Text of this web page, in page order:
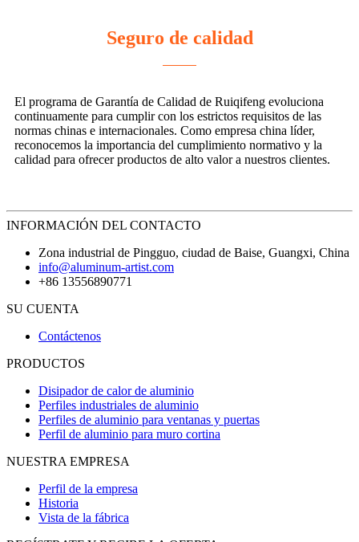
Seguro de calidad
El programa de Garantía de Calidad de Ruiqifeng evoluciona
continuamente para cumplir con los estrictos requisitos de las
normas chinas e internacionales. Como empresa china líder,
reconocemos la importancia del cumplimiento normativo y la
calidad para ofrecer productos de alto valor a nuestros clientes.
INFORMACIÓN DEL CONTACTO
Zona industrial de Pingguo, ciudad de Baise, Guangxi, China
info@aluminum-artist.com
+86 13556890771
SU CUENTA
Contáctenos
PRODUCTOS
Disipador de calor de aluminio
Perfiles industriales de aluminio
Perfiles de aluminio para ventanas y puertas
Perfil de aluminio para muro cortina
NUESTRA EMPRESA
Perfil de la empresa
Historia
Vista de la fábrica